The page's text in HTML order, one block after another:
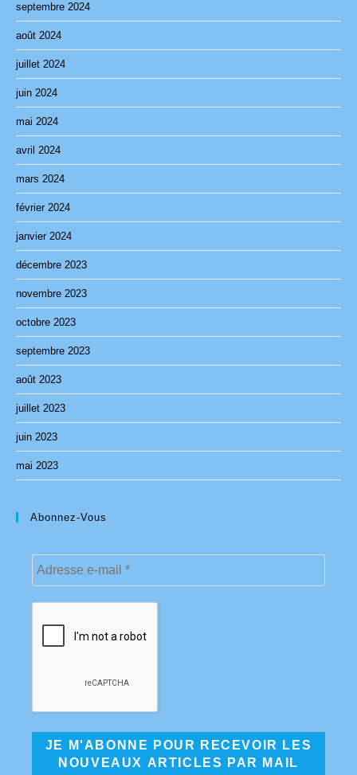
septembre 2024
août 2024
juillet 2024
juin 2024
mai 2024
avril 2024
mars 2024
février 2024
janvier 2024
décembre 2023
novembre 2023
octobre 2023
septembre 2023
août 2023
juillet 2023
juin 2023
mai 2023
Abonnez-Vous